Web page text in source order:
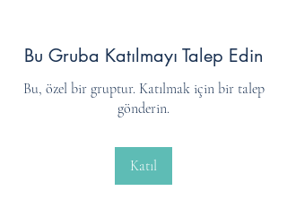
Bu Gruba Katılmayı Talep Edin
Bu, özel bir gruptur. Katılmak için bir talep
gönderin.
Katıl